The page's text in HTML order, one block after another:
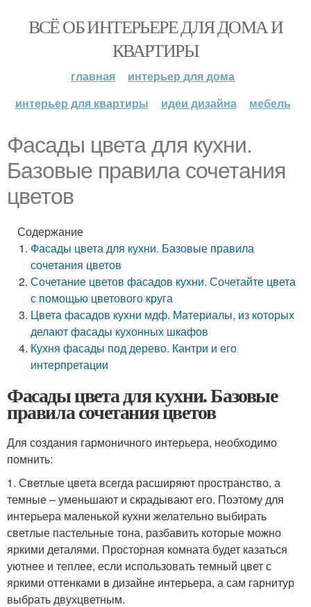
ВСЁ ОБ ИНТЕРЬЕРЕ ДЛЯ ДОМА И
КВАРТИРЫ
главная
интерьер для дома
интерьер для квартиры
идеи дизайна мебель
Фасады цвета для кухни.
Базовые правила сочетания
цветов
Содержание
Фасады цвета для кухни. Базовые правила
сочетания цветов
Сочетание цветов фасадов кухни. Сочетайте цвета
с помощью цветового круга
Цвета фасадов кухни мдф. Материалы, из которых
делают фасады кухонных шкафов
Кухня фасады под дерево. Кантри и его
интерпретации
Фасады цвета для кухни. Базовые
правила сочетания цветов
Для создания гармоничного интерьера, необходимо
помнить:
1. Светлые цвета всегда расширяют пространство, а
темные – уменьшают и скрадывают его. Поэтому для
интерьера маленькой кухни желательно выбирать
светлые пастельные тона, разбавить которые можно
яркими деталями. Просторная комната будет казаться
уютнее и теплее, если использовать темный цвет с
яркими оттенками в дизайне интерьера, а сам гарнитур
выбрать двухцветным.